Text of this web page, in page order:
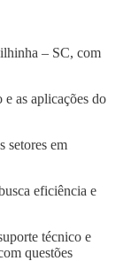
– SC, com
as aplicações do
setores em
eficiência e
técnico e
questões